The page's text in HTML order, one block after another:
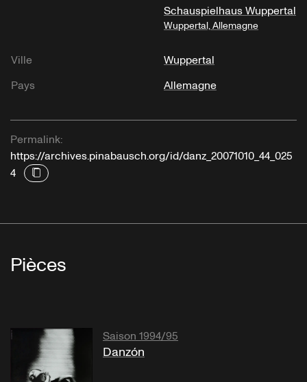
Schauspielhaus Wuppertal
Wuppertal, Allemagne
Ville
Wuppertal
Pays
Allemagne
Permalink:
https://archives.pinabausch.org/id/danz_20071010_44_025
4
Pièces
Saison 1994/95
Danzón